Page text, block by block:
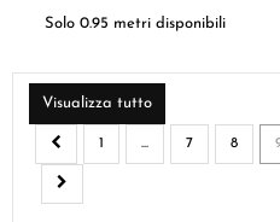
Solo 0.95 metri disponibili
Visualizza tutto
1 ... 7 8